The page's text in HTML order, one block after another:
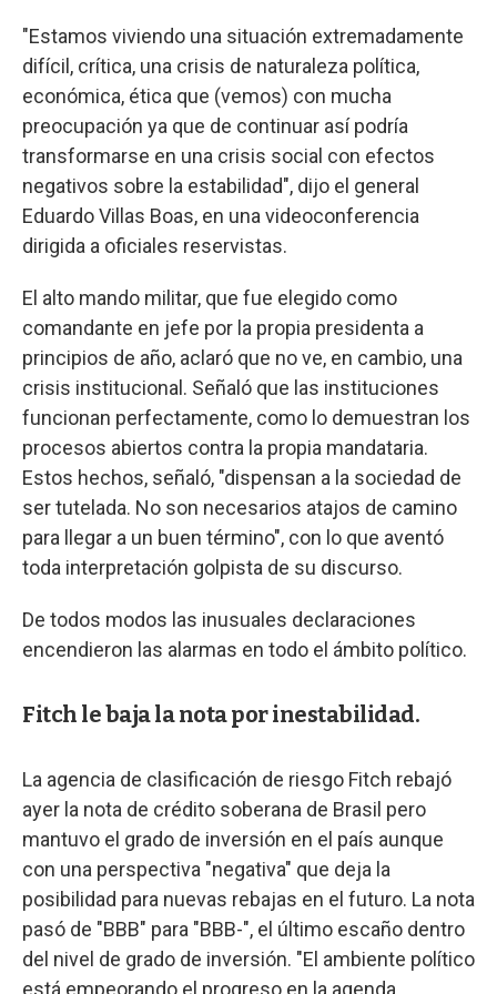
"Estamos viviendo una situación extremadamente
difícil, crítica, una crisis de naturaleza política,
económica, ética que (vemos) con mucha
preocupación ya que de continuar así podría
transformarse en una crisis social con efectos
negativos sobre la estabilidad", dijo el general
Eduardo Villas Boas, en una videoconferencia
dirigida a oficiales reservistas.
El alto mando militar, que fue elegido como
comandante en jefe por la propia presidenta a
principios de año, aclaró que no ve, en cambio, una
crisis institucional. Señaló que las instituciones
funcionan perfectamente, como lo demuestran los
procesos abiertos contra la propia mandataria.
Estos hechos, señaló, "dispensan a la sociedad de
ser tutelada. No son necesarios atajos de camino
para llegar a un buen término", con lo que aventó
toda interpretación golpista de su discurso.
De todos modos las inusuales declaraciones
encendieron las alarmas en todo el ámbito político.
Fitch le baja la nota por inestabilidad.
La agencia de clasificación de riesgo Fitch rebajó
ayer la nota de crédito soberana de Brasil pero
mantuvo el grado de inversión en el país aunque
con una perspectiva "negativa" que deja la
posibilidad para nuevas rebajas en el futuro. La nota
pasó de "BBB" para "BBB-", el último escaño dentro
del nivel de grado de inversión. "El ambiente político
está empeorando el progreso en la agenda